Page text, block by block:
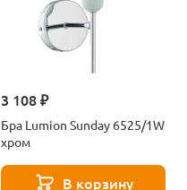
3 108 ₽
Бра Lumion Sunday 6525/1W
хром
В корзину